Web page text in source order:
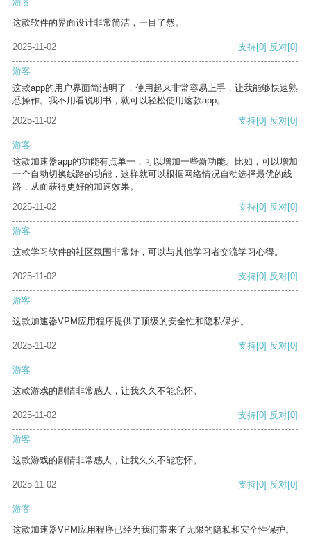
这款软件的界面设计非常简洁，一目了然。
2025-11-02 支持[0] 反对[0]
游客
这款app的用户界面简洁明了，使用起来非常容易上手，让我能够快速熟
悉操作。我不用看说明书，就可以轻松使用这款app。
2025-11-02
支持[0] 反对[0]
游客
这款加速器app的功能有点单一，可以增加一些新功能。比如，可以增加
一个自动切换线路的功能，这样就可以根据网络情况自动选择最优的线
路，从而获得更好的加速效果。
2025-11-02
支持[0] 反对[0]
游客
这款学习软件的社区氛围非常好，可以与其他学习者交流学习心得。
2025-11-02 支持[0] 反对[0]
游客
这款加速器VPM应用程序提供了顶级的安全性和隐私保护。
2025-11-02 支持[0] 反对[0]
游客
这款游戏的剧情非常感人，让我久久不能忘怀。
2025-11-02 支持[0] 反对[0]
游客
这款游戏的剧情非常感人，让我久久不能忘怀。
2025-11-02 支持[0] 反对[0]
游客
这款加速器VPM应用程序已经为我们带来了无限的隐私和安全性保护。